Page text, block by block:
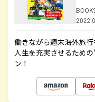
働きながら週末海外旅
人生を充実させるため
ン！